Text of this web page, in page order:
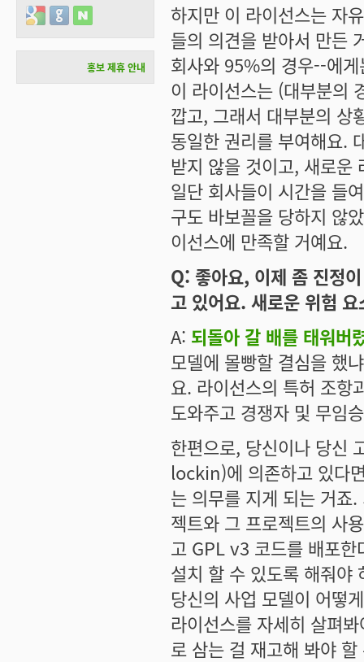
하지만 이 라이선스는 자
들의 의견을 받아서 만든
회사와 95%의 경우--에
이 라이선스는 (대부분의
깝고, 그래서 대부분의 상
동일한 권리를 부여해요.
받지 않을 것이고, 새로운
일단 회사들이 시간을 들
구도 바보꼴을 당하지 않
이선스에 만족할 거예요.
Q: 좋아요, 이제 좀 진정
고 있어요. 새로운 위험
A: 되돌아 갈 배를 태워버
모델에 몰빵할 결심을 했
요. 라이선스의 특허 조항
도와주고 경쟁자 및 무임
한편으로, 당신이나 당신
lockin)에 의존하고 있다
는 의무를 지게 되는 거죠
젝트와 그 프로젝트의 사
고 GPL v3 코드를 배포한
설치 할 수 있도록 해줘야
당신의 사업 모델이 어떻
라이선스를 자세히 살펴
로 삼는 걸 재고해 봐야
Login with Google
Login with GitHub
Login with Naver
홍보 제휴 안내